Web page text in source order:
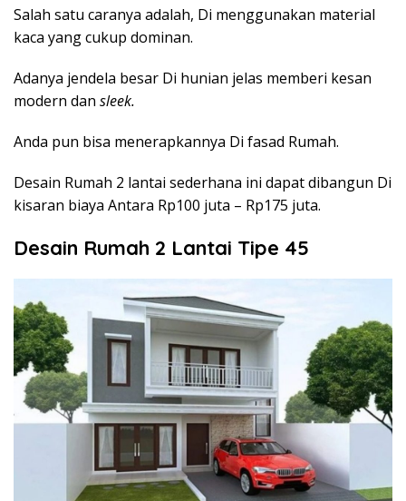
Salah satu caranya adalah, Di menggunakan material
kaca yang cukup dominan.
Adanya jendela besar Di hunian jelas memberi kesan
modern dan sleek.
Anda pun bisa menerapkannya Di fasad Rumah.
Desain Rumah 2 lantai sederhana ini dapat dibangun Di
kisaran biaya Antara Rp100 juta – Rp175 juta.
Desain Rumah 2 Lantai Tipe 45